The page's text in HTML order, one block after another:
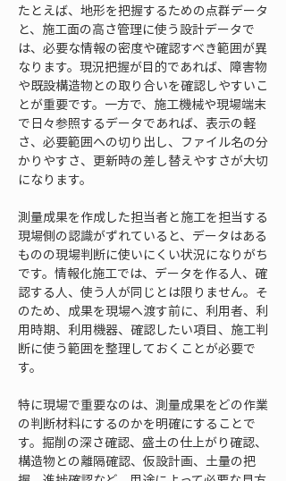
たとえば、地形を把握するための点群データ
と、施工面の高さ管理に使う設計データで
は、必要な情報の密度や確認すべき範囲が異
なります。現況把握が目的であれば、障害物
や既設構造物との取り合いを確認しやすいこ
とが重要です。一方で、施工機械や現場端末
で日々参照するデータであれば、表示の軽
さ、必要範囲への切り出し、ファイル名の分
かりやすさ、更新時の差し替えやすさが大切
になります。
測量成果を作成した担当者と施工を担当する
現場側の認識がずれていると、データはある
ものの現場判断に使いにくい状況になりがち
です。情報化施工では、データを作る人、確
認する人、使う人が同じとは限りません。そ
のため、成果を現場へ渡す前に、利用者、利
用時期、利用機器、確認したい項目、施工判
断に使う範囲を整理しておくことが必要で
す。
特に現場で重要なのは、測量成果をどの作業
の判断材料にするのかを明確にすることで
す。掘削の深さ確認、盛土の仕上がり確認、
構造物との離隔確認、仮設計画、土量の把